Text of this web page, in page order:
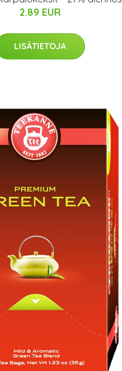
2.89 EUR
LISÄTIETOJA